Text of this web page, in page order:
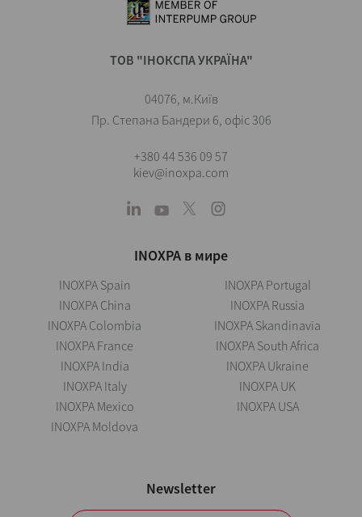
ТОВ "ІНОКСПА УКРАЇНА"
04076, м.Київ
Пр. Степана Бандери 6, офіс 306
+380 44 536 09 57
kiev@inoxpa.com
INOXPA в мире
INOXPA Spain
INOXPA China
INOXPA Colombia
INOXPA France
INOXPA India
INOXPA Italy
INOXPA Mexico
INOXPA Moldova
INOXPA Portugal
INOXPA Russia
INOXPA Skandinavia
INOXPA South Africa
INOXPA Ukraine
INOXPA UK
INOXPA USA
Newsletter